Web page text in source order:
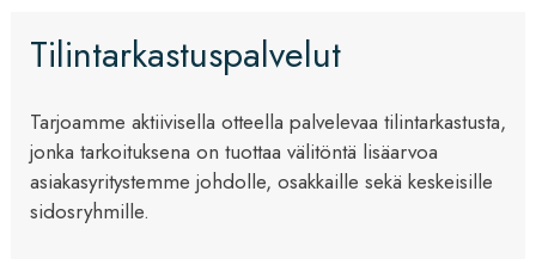
Tilintarkastuspalvelut
Tarjoamme aktiivisella otteella palvelevaa tilintarkastusta,
jonka tarkoituksena on tuottaa välitöntä lisäarvoa
asiakasyritystemme johdolle, osakkaille sekä keskeisille
sidosryhmille.